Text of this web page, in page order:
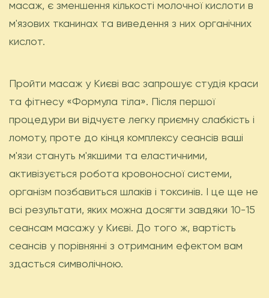
масаж, є зменшення кількості молочної кислоти в
м'язових тканинах та виведення з них органічних
кислот.
Пройти масаж у Києві вас запрошує студія краси
та фітнесу «Формула тіла». Після першої
процедури ви відчуєте легку приємну слабкість і
ломоту, проте до кінця комплексу сеансів ваші
м'язи стануть м'якшими та еластичними,
активізується робота кровоносної системи,
організм позбавиться шлаків і токсинів. І це ще не
всі результати, яких можна досягти завдяки 10-15
сеансам масажу у Києві. До того ж, вартість
сеансів у порівнянні з отриманим ефектом вам
здасться символічною.